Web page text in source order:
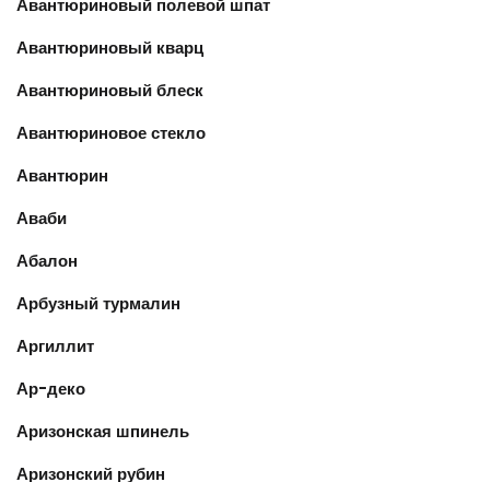
Авантюриновый полевой шпат
Авантюриновый кварц
Авантюриновый блеск
Авантюриновое стекло
Авантюрин
Аваби
Абалон
Арбузный турмалин
Аргиллит
Ар-деко
Аризонская шпинель
Аризонский рубин